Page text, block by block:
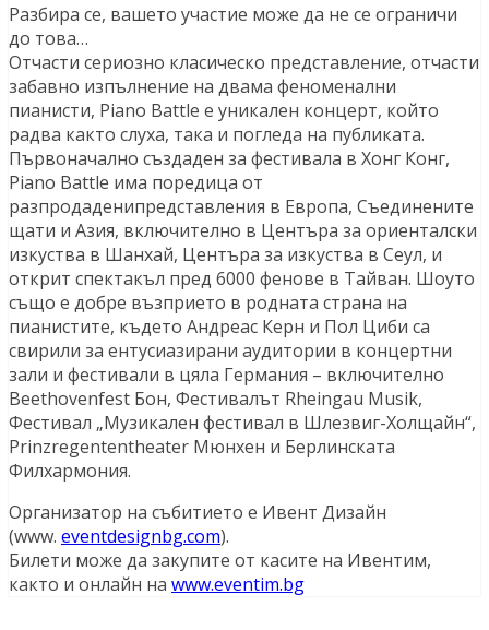
Разбира се, вашето участие може да не се ограничи
до това…
Отчасти сериозно класическо представление, отчасти
забавно изпълнение на двама феноменални
пианисти, Piano Battle e уникален концерт, който
радва както слуха, така и погледа на публиката.
Първоначално създаден за фестивала в Хонг Конг,
Piano Battle има поредица от
разпродаденипредставления в Европа, Съединените
щати и Азия, включително в Центъра за ориенталски
изкуства в Шанхай, Центъра за изкуства в Сеул, и
открит спектакъл пред 6000 фенове в Тайван. Шоуто
също е добре възприето в родната страна на
пианистите, където Андреас Керн и Пол Циби са
свирили за ентусиазирани аудитории в концертни
зали и фестивали в цяла Германия – включително
Beethovenfest Бон, Фестивалът Rheingau Musik,
Фестивал „Музикален фестивал в Шлезвиг-Холщайн“,
Prinzregententheater Мюнхен и Берлинската
Филхармония.
Организатор на събитието е Ивент Дизайн
(www. eventdesignbg.com).
Билети може да закупите от касите на Ивентим,
както и онлайн на www.eventim.bg